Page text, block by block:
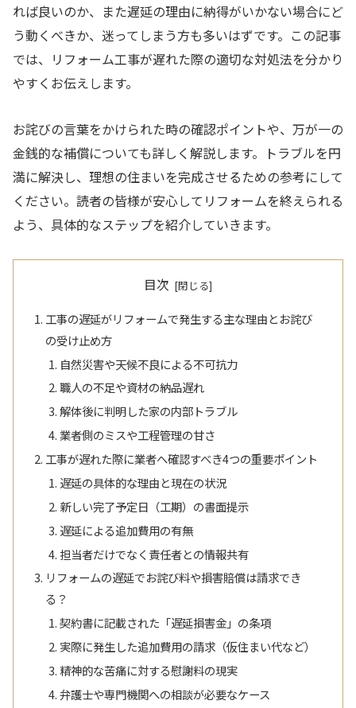
れば良いのか、また遅延の理由に納得がいかない場合にど
う動くべきか、迷ってしまう方も多いはずです。この記事
では、リフォーム工事が遅れた際の適切な対処法を分かり
やすくお伝えします。
お詫びの言葉をかけられた時の確認ポイントや、万が一の
金銭的な補償についても詳しく解説します。トラブルを円
満に解決し、理想の住まいを完成させるための参考にして
ください。読者の皆様が安心してリフォームを終えられる
よう、具体的なステップを紹介していきます。
目次
工事の遅延がリフォームで発生する主な理由とお詫び
の受け止め方
自然災害や天候不良による不可抗力
職人の不足や資材の納品遅れ
解体後に判明した家の内部トラブル
業者側のミスや工程管理の甘さ
工事が遅れた際に業者へ確認すべき4つの重要ポイント
遅延の具体的な理由と現在の状況
新しい完了予定日（工期）の書面提示
遅延による追加費用の有無
担当者だけでなく責任者との情報共有
リフォームの遅延でお詫び料や損害賠償は請求でき
る？
契約書に記載された「遅延損害金」の条項
実際に発生した追加費用の請求（仮住まい代など）
精神的な苦痛に対する慰謝料の現実
弁護士や専門機関への相談が必要なケース